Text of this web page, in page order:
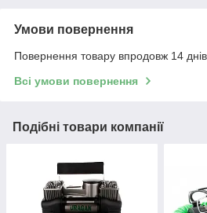
Умови повернення
Повернення товару впродовж 14
Всі умови повернення
Подібні товари компанії